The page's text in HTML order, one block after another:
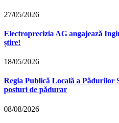
27/05/2026
Electroprecizia AG angajează
știre!
18/05/2026
Regia Publică Locală a Pădurilor
posturi de pădurar
08/08/2026